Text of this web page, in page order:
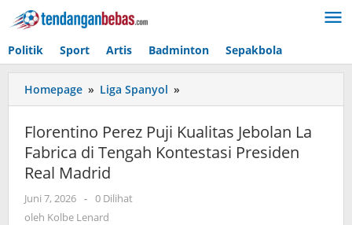
Lewati
ke
Politik Sport Artis Badminton Sepakbola
Homepage » Liga Spanyol »
Perez
Kualitas
Jebolan
Florentino Perez Puji Kualitas Jebolan La
Fabrica di Tengah Kontestasi Presiden
Real Madrid
Juni 7, 2026 oleh
Kolbe
- 0 Dilihat
oleh Kolbe Lenard